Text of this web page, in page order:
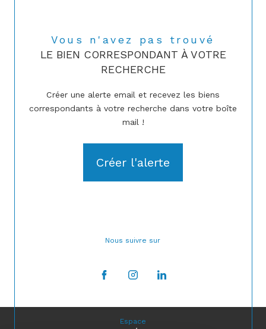
Vous n'avez pas trouvé
LE BIEN CORRESPONDANT À VOTRE
RECHERCHE
Créer une alerte email et recevez les biens
correspondants à votre recherche dans votre boîte
mail !
Créer l'alerte
Nous suivre sur
Espace